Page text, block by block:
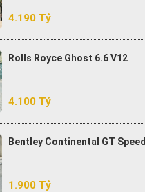
4.190 Tỷ
Rolls Royce Ghost 6.6 V12
4.100 Tỷ
Bentley Continental GT Speed
1.900 Tỷ